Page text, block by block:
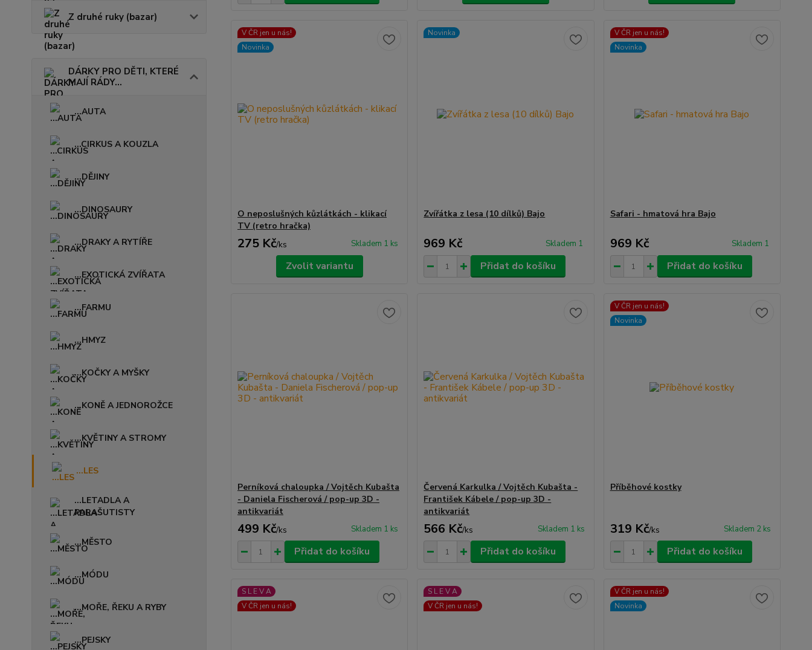
Z druhé ruky (bazar)
DÁRKY PRO DĚTI, KTERÉ
MAJÍ RÁDY...
...AUTA
...CIRKUS A KOUZLA
...DĚJINY
...DINOSAURY
...DRAKY A RYTÍŘE
...EXOTICKÁ ZVÍŘATA
...FARMU
...HMYZ
...KOČKY A MYŠKY
...KONĚ A JEDNOROŽCE
...KVĚTINY A STROMY
...LES
...LETADLA A
PARAŠUTISTY
...MĚSTO
...MÓDU
...MOŘE, ŘEKU A RYBY
...PEJSKY
V ČR jen u nás!
Novinka
O neposlušných kůzlátkách - klikací
TV (retro hračka)
275 Kč/ks Skladem 1 ks
Zvolit variantu
Novinka
Zvířátka z lesa (10 dílků) Bajo
969 Kč Skladem 1
Přidat do košíku
V ČR jen u nás!
Novinka
Safari - hmatová hra Bajo
969 Kč Skladem 1
Přidat do košíku
Perníková chaloupka / Vojtěch Kubašta
- Daniela Fischerová / pop-up 3D -
antikvariát
499 Kč/ks Skladem 1 ks
Přidat do košíku
Červená Karkulka / Vojtěch Kubašta -
František Kábele / pop-up 3D -
antikvariát
566 Kč/ks Skladem 1 ks
Přidat do košíku
V ČR jen u nás!
Novinka
Příběhové kostky
319 Kč/ks Skladem 2 ks
Přidat do košíku
S L E V A
V ČR jen u nás!
S L E V A
V ČR jen u nás!
V ČR jen u nás!
Novinka